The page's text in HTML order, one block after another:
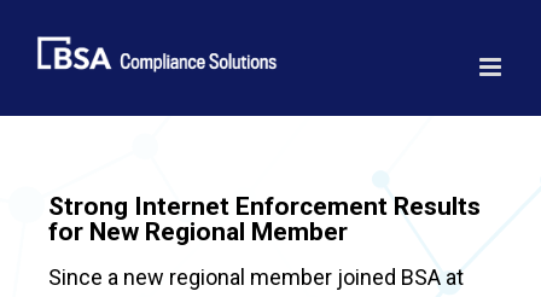
content
Strong Internet Enforcement Results
for New Regional Member
Since a new regional member joined BSA at